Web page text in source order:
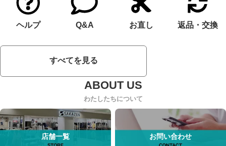
ヘルプ Q&A お直し 返品・交換
すべてを見る
わたしたちについて
店舗一覧 お問い合わせ